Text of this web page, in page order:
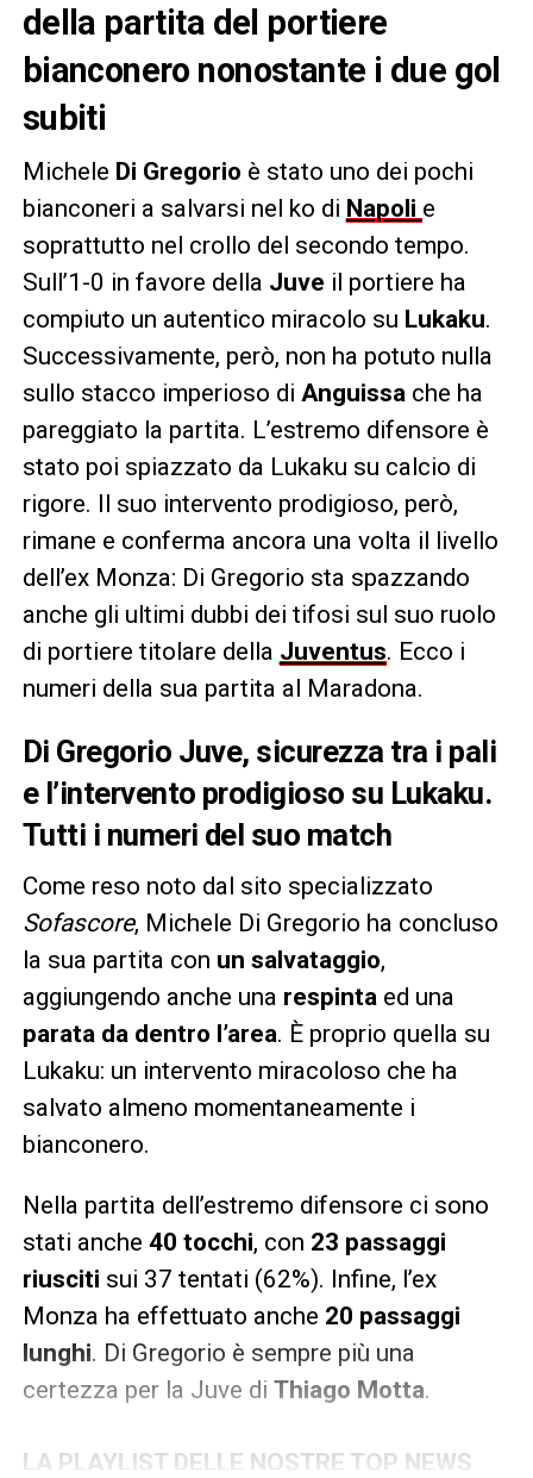
della partita del portiere
bianconero nonostante i due gol
subiti
Michele Di Gregorio è stato uno dei pochi
bianconeri a salvarsi nel ko di Napoli e
soprattutto nel crollo del secondo tempo.
Sull’1-0 in favore della Juve il portiere ha
compiuto un autentico miracolo su Lukaku.
Successivamente, però, non ha potuto nulla
sullo stacco imperioso di Anguissa che ha
pareggiato la partita. L’estremo difensore è
stato poi spiazzato da Lukaku su calcio di
rigore. Il suo intervento prodigioso, però,
rimane e conferma ancora una volta il livello
dell’ex Monza: Di Gregorio sta spazzando
anche gli ultimi dubbi dei tifosi sul suo ruolo
di portiere titolare della Juventus. Ecco i
numeri della sua partita al Maradona.
Di Gregorio Juve, sicurezza tra i pali
e l’intervento prodigioso su Lukaku.
Tutti i numeri del suo match
Come reso noto dal sito specializzato
Sofascore, Michele Di Gregorio ha concluso
la sua partita con un salvataggio,
aggiungendo anche una respinta ed una
parata da dentro l’area. È proprio quella su
Lukaku: un intervento miracoloso che ha
salvato almeno momentaneamente i
bianconero.
Nella partita dell’estremo difensore ci sono
stati anche 40 tocchi, con 23 passaggi
riusciti sui 37 tentati (62%). Infine, l’ex
Monza ha effettuato anche 20 passaggi
lunghi. Di Gregorio è sempre più una
certezza per la Juve di Thiago Motta.
LA PLAYLIST DELLE NOSTRE TOP NEWS